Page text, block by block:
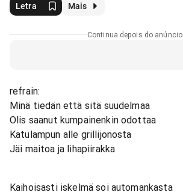
Letra Mais
Continua depois do anúncio
refrain:
Minä tiedän että sitä suudelmaa
Olis saanut kumpainenkin odottaa
Katulampun alle grillijonosta
Jäi maitoa ja lihapiirakka
Kaihoisasti iskelmä soi automankasta